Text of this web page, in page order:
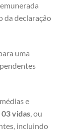
da declaração
uma
e
03 vidas, ou
incluindo